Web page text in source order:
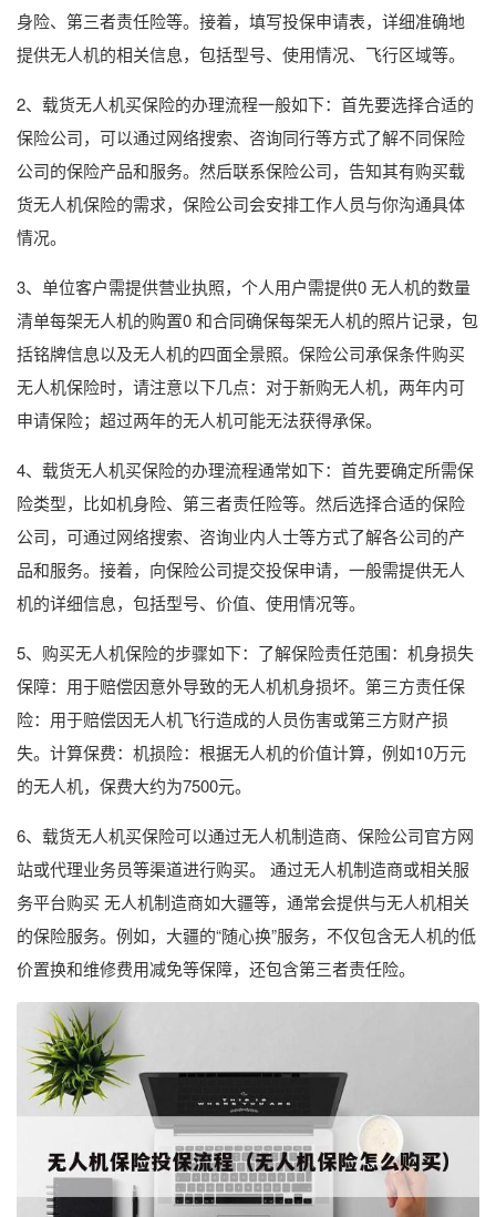
身险、第三者责任险等。接着，填写投保申请表，详细准确地
提供无人机的相关信息，包括型号、使用情况、飞行区域等。
2、载货无人机买保险的办理流程一般如下：首先要选择合适的
保险公司，可以通过网络搜索、咨询同行等方式了解不同保险
公司的保险产品和服务。然后联系保险公司，告知其有购买载
货无人机保险的需求，保险公司会安排工作人员与你沟通具体
情况。
3、单位客户需提供营业执照，个人用户需提供0 无人机的数量
清单每架无人机的购置0 和合同确保每架无人机的照片记录，包
括铭牌信息以及无人机的四面全景照。保险公司承保条件购买
无人机保险时，请注意以下几点：对于新购无人机，两年内可
申请保险；超过两年的无人机可能无法获得承保。
4、载货无人机买保险的办理流程通常如下：首先要确定所需保
险类型，比如机身险、第三者责任险等。然后选择合适的保险
公司，可通过网络搜索、咨询业内人士等方式了解各公司的产
品和服务。接着，向保险公司提交投保申请，一般需提供无人
机的详细信息，包括型号、价值、使用情况等。
5、购买无人机保险的步骤如下：了解保险责任范围：机身损失
保障：用于赔偿因意外导致的无人机机身损坏。第三方责任保
险：用于赔偿因无人机飞行造成的人员伤害或第三方财产损
失。计算保费：机损险：根据无人机的价值计算，例如10万元
的无人机，保费大约为7500元。
6、载货无人机买保险可以通过无人机制造商、保险公司官方网
站或代理业务员等渠道进行购买。 通过无人机制造商或相关服
务平台购买 无人机制造商如大疆等，通常会提供与无人机相关
的保险服务。例如，大疆的“随心换”服务，不仅包含无人机的低
价置换和维修费用减免等保障，还包含第三者责任险。